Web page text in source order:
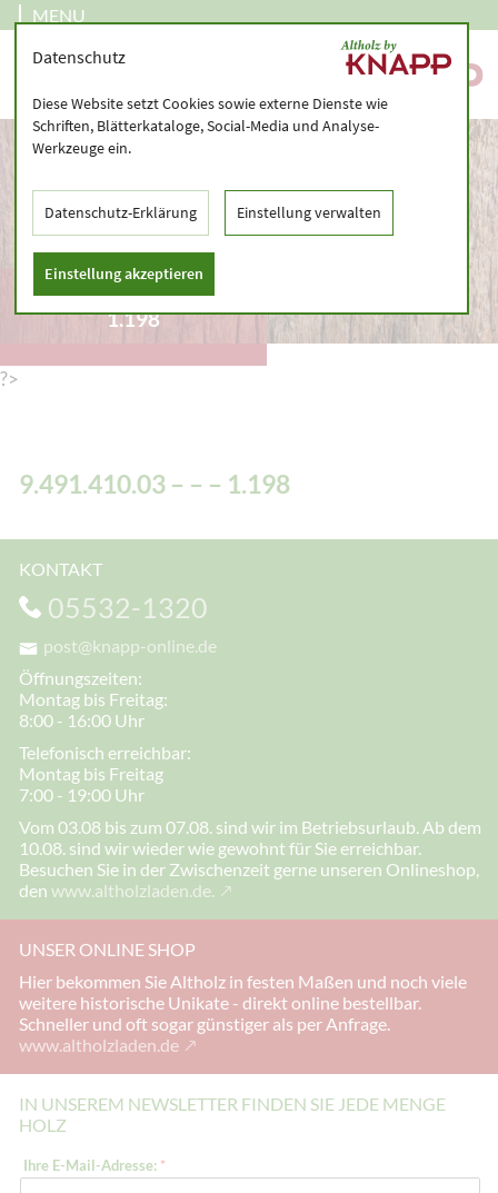
MENU
9.491.410.03 – – –
1.198
?>
9.491.410.03 – – – 1.198
KONTAKT
05532-1320
post@knapp-online.de
Öffnungszeiten:
Montag bis Freitag:
8:00 - 16:00 Uhr
Telefonisch erreichbar:
Montag bis Freitag
7:00 - 19:00 Uhr
Vom 03.08 bis zum 07.08. sind wir im Betriebsurlaub. Ab dem
10.08. sind wir wieder wie gewohnt für Sie erreichbar.
Besuchen Sie in der Zwischenzeit gerne unseren Onlineshop,
den www.altholzladen.de.
UNSER ONLINE SHOP
Hier bekommen Sie Altholz in festen Maßen und noch viele
weitere historische Unikate - direkt online bestellbar.
Schneller und oft sogar günstiger als per Anfrage.
www.altholzladen.de
IN UNSEREM NEWSLETTER FINDEN SIE JEDE MENGE
HOLZ
-Ihre E-Mail-Adresse: *
Datenschutz
Diese Website setzt Cookies sowie externe Dienste wie
Schriften, Blätterkataloge, Social-Media und Analyse-
Werkzeuge ein.
Datenschutz-Erklärung Einstellung verwalten
Einstellung akzeptieren